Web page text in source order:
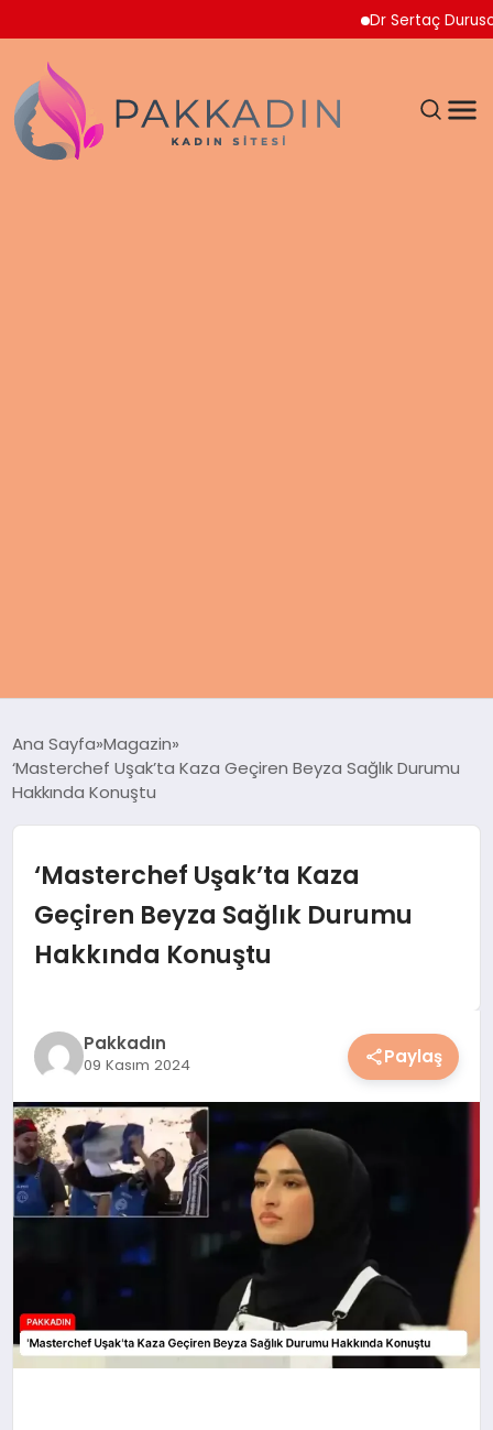
Dr Sertaç Durusoy
KADIN
SPOR & FITNESS
YEMEK
KIMDIR?
HESAPLAMALAR
Ana Sayfa Magazin
‘Masterchef Uşak’ta Kaza Geçiren Beyza Sağlık Durumu
Hakkında Konuştu
‘Masterchef Uşak’ta Kaza
Geçiren Beyza Sağlık Durumu
Hakkında Konuştu
Pakkadın
09 Kasım 2024 Paylaş